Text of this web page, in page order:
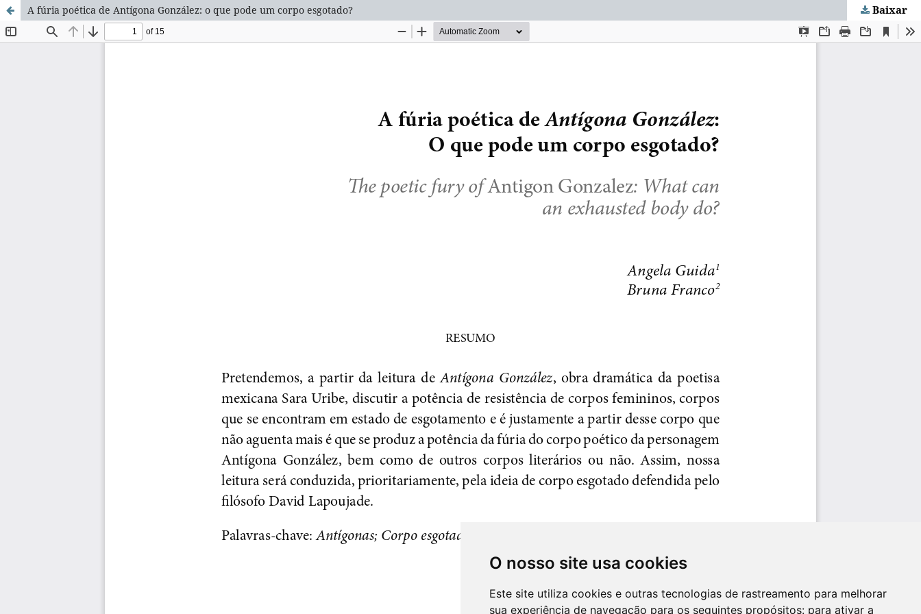
O nosso site usa cookies
Este site utiliza cookies e outras tecnologias de rastreamento para melhorar
sua experiência de navegação para os seguintes propósitos: para ativar a
A fúria poética de Antígona González: o que pode um corpo esgotado? Baixar